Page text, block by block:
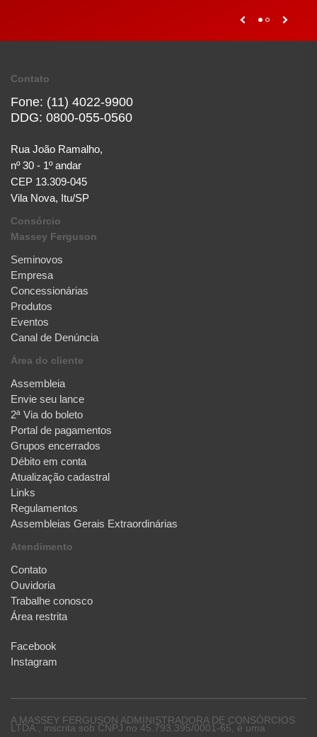
Contato
Fone: (11) 4022-9900
DDG: 0800-055-0560
Rua João Ramalho,
nº 30 - 1º andar
CEP 13.309-045
Vila Nova, Itu/SP
Consórcio
Massey Ferguson
Seminovos
Empresa
Concessionárias
Produtos
Eventos
Canal de Denúncia
Área do cliente
Assembleia
Envie seu lance
2ª Via do boleto
Portal de pagamentos
Grupos encerrados
Débito em conta
Atualização cadastral
Links
Regulamentos
Assembleias Gerais Extraordinárias
Atendimento
Contato
Ouvidoria
Trabalhe conosco
Área restrita
Facebook
Instagram
A MASSEY FERGUSON ADMINISTRADORA DE CONSÓRCIOS
LTDA., inscrita sob CNPJ no 45.793.395/0001-65, é uma